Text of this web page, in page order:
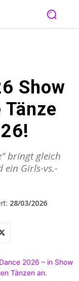
Show
bringt gleich
ein Girls-vs.-
28/03/2026